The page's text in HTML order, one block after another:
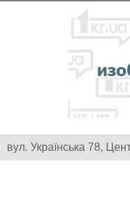
вул. Українська 78,